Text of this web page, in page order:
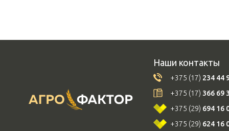
Наши контакты
+375 (17) 234 44
+375 (17) 366 69
+375 (29) 694 16
+375 (29) 624 16